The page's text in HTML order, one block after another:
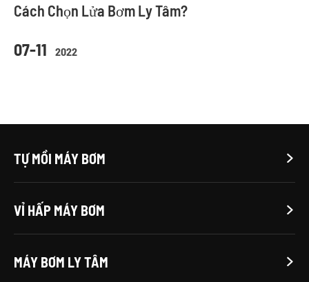
07-11 2022
Cách Chọn Lửa Bơm Ly Tâm?
TỰ MỒI MÁY BƠM 
VỈ HẤP MÁY BƠM 
MÁY BƠM LY TÂM 